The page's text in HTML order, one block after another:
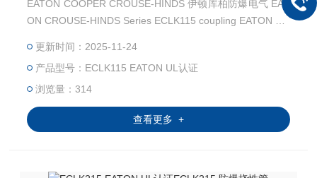
EATON COOPER CROUSE-HINDS 伊顿库柏防爆电气 EAT
ON CROUSE-HINDS Series ECLK115 coupling EATON CR
SE-HINDS 总代理-Kunshan Beiyuan Electric Co.,Ltd
更新时间：2025-11-24
产品型号：ECLK115 EATON UL认证
浏览量：314
查看更多 +